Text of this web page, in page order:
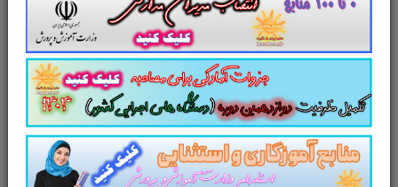
لینک ورود به سایر بسته های آموزشی آزمون
های عملی
مشاغل کیفیت بخشی
جزوه آشنایی با موردکاوی ویژه
آزمون ۱۰ تیر ماه مشاغل کیفیت بخشی